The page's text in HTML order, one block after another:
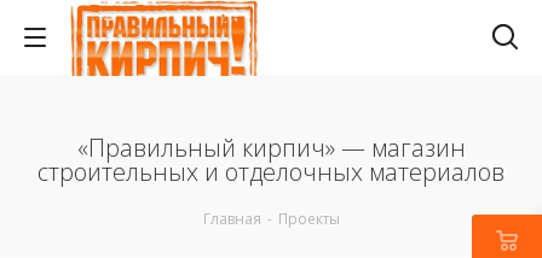
«Правильный кирпич» — магазин
строительных и отделочных материалов
Главная - Проекты